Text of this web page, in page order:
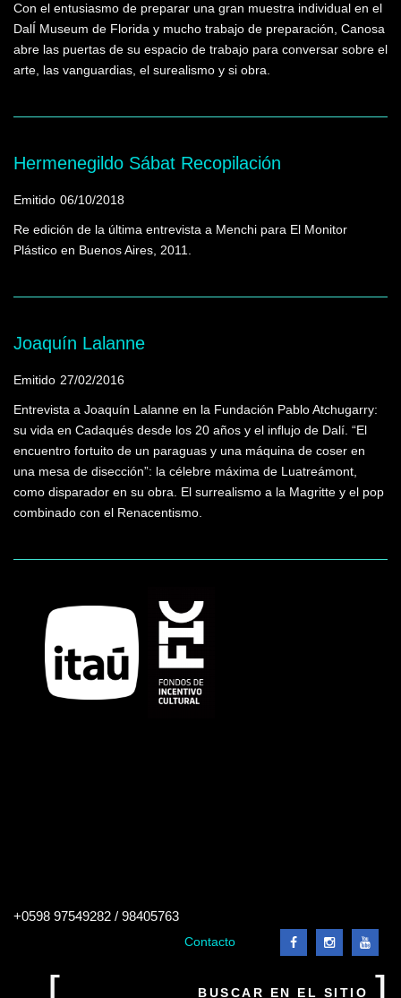
Con el entusiasmo de preparar una gran muestra individual en el
DalÍ Museum de Florida y mucho trabajo de preparación, Canosa
abre las puertas de su espacio de trabajo para conversar sobre el
arte, las vanguardias, el surealismo y si obra.
Hermenegildo Sábat Recopilación
Emitido 06/10/2018
Re edición de la última entrevista a Menchi para El Monitor
Plástico en Buenos Aires, 2011.
Joaquín Lalanne
Emitido 27/02/2016
Entrevista a Joaquín Lalanne en la Fundación Pablo Atchugarry:
su vida en Cadaqués desde los 20 años y el influjo de Dalí. “El
encuentro fortuito de un paraguas y una máquina de coser en
una mesa de disección”: la célebre máxima de Luatreámont,
como disparador en su obra. El surrealismo a la Magritte y el pop
combinado con el Renacentismo.
+0598 97549282 / 98405763
en
Contacto